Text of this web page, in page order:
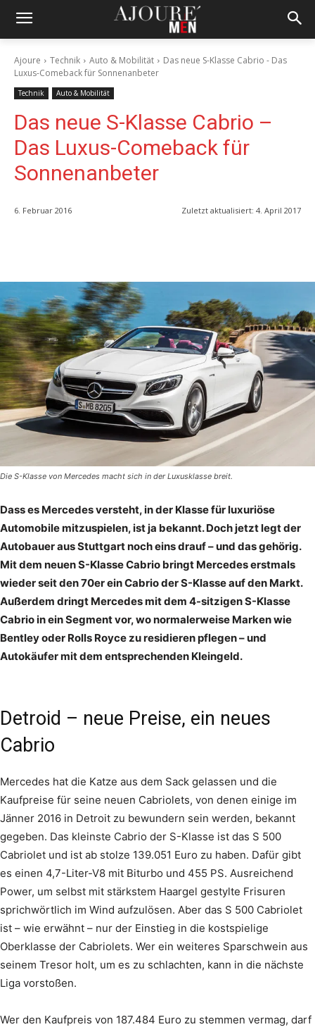
Ajoure Technik Auto & Mobilität
Das neue S-Klasse Cabrio - Das
Luxus-Comeback für Sonnenanbeter
Technik Auto & Mobilität
Das neue S-Klasse Cabrio –
Das Luxus-Comeback für
Sonnenanbeter
6. Februar 2016 Zuletzt aktualisiert: 4. April 2017
Die S-Klasse von Mercedes macht sich in der Luxusklasse breit.
Dass es Mercedes versteht, in der Klasse für luxuriöse
Automobile mitzuspielen, ist ja bekannt. Doch jetzt legt der
Autobauer aus Stuttgart noch eins drauf – und das gehörig.
Mit dem neuen S-Klasse Cabrio bringt Mercedes erstmals
wieder seit den 70er ein Cabrio der S-Klasse auf den Markt.
Außerdem dringt Mercedes mit dem 4-sitzigen S-Klasse
Cabrio in ein Segment vor, wo normalerweise Marken wie
Bentley oder Rolls Royce zu residieren pflegen – und
Autokäufer mit dem entsprechenden Kleingeld.
Detroid – neue Preise, ein neues
Cabrio
Mercedes hat die Katze aus dem Sack gelassen und die
Kaufpreise für seine neuen Cabriolets, von denen einige im
Jänner 2016 in Detroit zu bewundern sein werden, bekannt
gegeben. Das kleinste Cabrio der S-Klasse ist das S 500
Cabriolet und ist ab stolze 139.051 Euro zu haben. Dafür gibt
es einen 4,7-Liter-V8 mit Biturbo und 455 PS. Ausreichend
Power, um selbst mit stärkstem Haargel gestylte Frisuren
sprichwörtlich im Wind aufzulösen. Aber das S 500 Cabriolet
ist – wie erwähnt – nur der Einstieg in die kostspielige
Oberklasse der Cabriolets. Wer ein weiteres Sparschwein aus
seinem Tresor holt, um es zu schlachten, kann in die nächste
Liga vorstoßen.
Wer den Kaufpreis von 187.484 Euro zu stemmen vermag, darf